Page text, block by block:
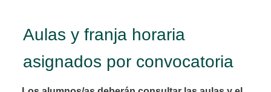
Aulas y franja horaria
asignados por convocatoria